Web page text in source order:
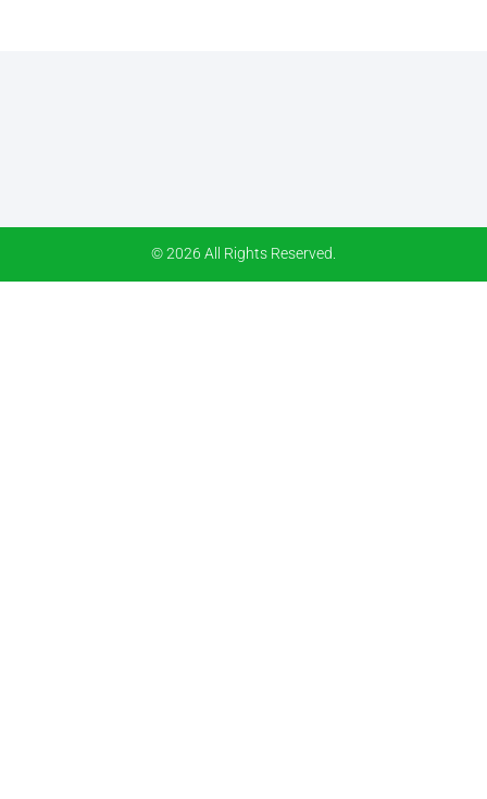
© 2026 All Rights Reserved.